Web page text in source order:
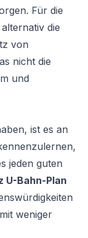
Für die
die
von
nicht die
und
ist es an
jeden guten
U-Bahn-Plan
weniger